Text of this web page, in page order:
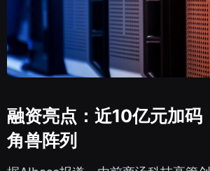
融资亮点：近10亿元加码
角兽阵列